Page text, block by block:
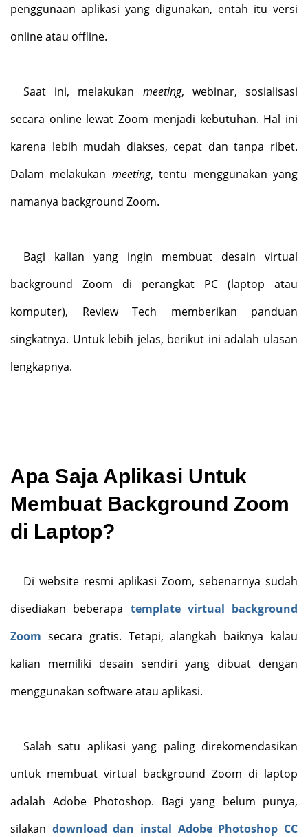
penggunaan aplikasi yang digunakan, entah itu versi
online atau offline.
Saat ini, melakukan meeting, webinar, sosialisasi
secara online lewat Zoom menjadi kebutuhan. Hal ini
karena lebih mudah diakses, cepat dan tanpa ribet.
Dalam melakukan meeting, tentu menggunakan yang
namanya background Zoom.
Bagi kalian yang ingin membuat desain virtual
background Zoom di perangkat PC (laptop atau
komputer), Review Tech memberikan panduan
singkatnya. Untuk lebih jelas, berikut ini adalah ulasan
lengkapnya.
Apa Saja Aplikasi Untuk
Membuat Background Zoom
di Laptop?
Di website resmi aplikasi Zoom, sebenarnya sudah
disediakan beberapa template virtual background
Zoom secara gratis. Tetapi, alangkah baiknya kalau
kalian memiliki desain sendiri yang dibuat dengan
menggunakan software atau aplikasi.
Salah satu aplikasi yang paling direkomendasikan
untuk membuat virtual background Zoom di laptop
adalah Adobe Photoshop. Bagi yang belum punya,
silakan download dan instal Adobe Photoshop CC